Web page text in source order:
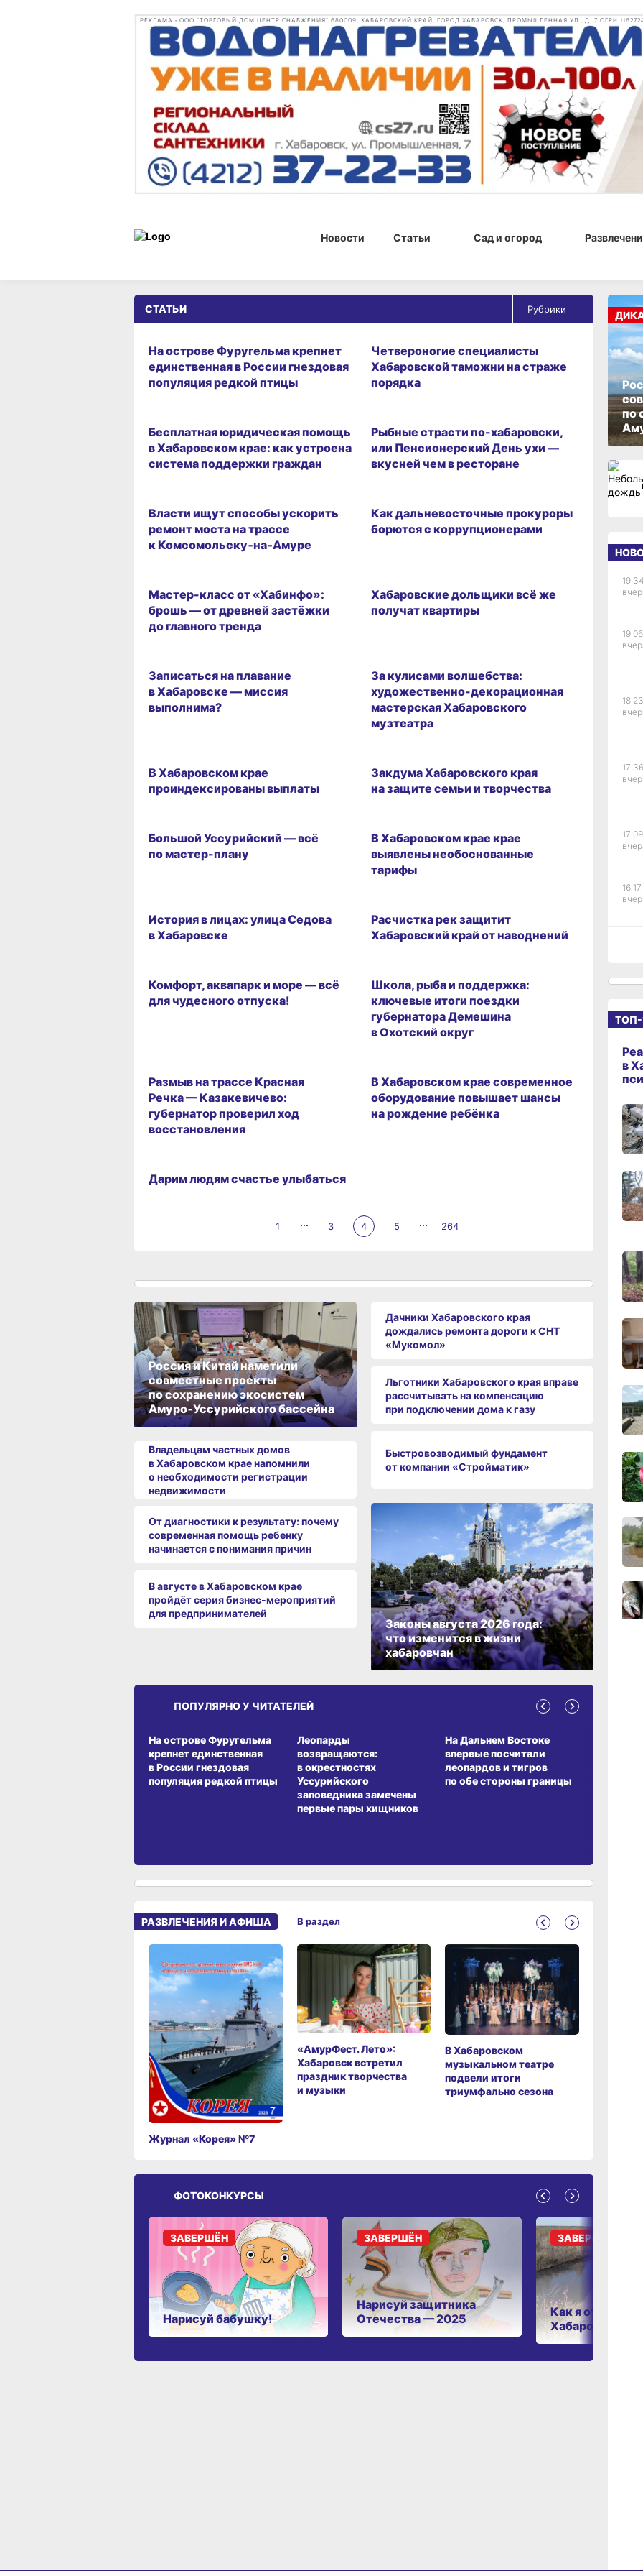
РЕКЛАМА • ООО "ТОРГОВЫЙ ДОМ ЦЕНТР СНАБЖЕНИЯ" 680009, ХАБАРОВСКИЙ КРАЙ, ГОРОД ХАБАРОВСК, ПРОМЫШЛЕННАЯ УЛ., Д. 7 ОГРН
Новости Статьи Сад и огород
СТАТЬИ Рубрики
На острове Фуругельма крепнет
единственная в России гнездовая
популяция редкой птицы
Четвероногие специалисты
Хабаровской таможни на страже
порядка
Бесплатная юридическая помощь
в Хабаровском крае: как устроена
система поддержки граждан
Рыбные страсти по-хабаровски,
или Пенсионерский День ухи —
вкусней чем в ресторане
Власти ищут способы ускорить
ремонт моста на трассе
к Комсомольску‑на‑Амуре
Как дальневосточные прокуроры
борются с коррупционерами
Мастер-класс от «Хабинфо»:
брошь — от древней застёжки
до главного тренда
Хабаровские дольщики всё же
получат квартиры
Записаться на плавание
в Хабаровске — миссия
выполнима?
За кулисами волшебства:
художественно-декорационная
мастерская Хабаровского
музтеатра
В Хабаровском крае
проиндексированы выплаты
Закдума Хабаровского края
на защите семьи и творчества
Большой Уссурийский — всё
по мастер-плану
В Хабаровском крае крае
выявлены необоснованные
тарифы
История в лицах: улица Седова
в Хабаровске
Расчистка рек защитит
Хабаровский край от наводнений
Комфорт, аквапарк и море — всё
для чудесного отпуска!
Школа, рыба и поддержка:
ключевые итоги поездки
губернатора Демешина
в Охотский округ
Размыв на трассе Красная
Речка — Казакевичево:
губернатор проверил ход
восстановления
В Хабаровском крае современное
оборудование повышает шансы
на рождение ребёнка
Дарим людям счастье улыбаться
1 ... 3 4 5 ... 264
Россия и Китай наметили
совместные проекты
по сохранению экосистем
Амуро‑Уссурийского бассейна
Владельцам частных домов
в Хабаровском крае напомнили
о необходимости регистрации
недвижимости
От диагностики к результату: почему
современная помощь ребенку
начинается с понимания причин
В августе в Хабаровском крае
пройдёт серия бизнес‑мероприятий
для предпринимателей
Дачники Хабаровского края
дождались ремонта дороги к СНТ
«Мукомол»
Льготники Хабаровского края вправе
рассчитывать на компенсацию
при подключении дома к газу
Быстровозводимый фундамент
от компании «Стройматик»
Законы августа 2026 года:
что изменится в жизни
хабаровчан
ПОПУЛЯРНО У ЧИТАТЕЛЕЙ
На острове Фуругельма
крепнет единственная
в России гнездовая
популяция редкой птицы
Леопарды
возвращаются:
в окрестностях
Уссурийского
заповедника замечены
первые пары хищников
На Дальнем Востоке
впервые посчитали
леопардов и тигров
по обе стороны границы
РАЗВЛЕЧЕНИЯ И АФИША
Журнал «Корея» №7
«АмурФест. Лето»:
Хабаровск встретил
праздник творчества
и музыки
В Хабаровском
музыкальном театре
подвели итоги
триумфально сезона
В раздел
ФОТОКОНКУРСЫ
Нарисуй бабушку!
ЗАВЕРШЁН
Нарисуй защитника
Отечества — 2025
ЗАВЕРШЁН
Как я отдыхаю в
Хабаровском
ЗАВЕРШЁН
по
16:17,
12:19,
11:43,
вчера
10:10,
ТОП-
в